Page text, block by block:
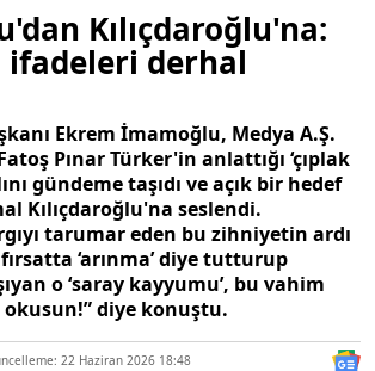
Kılıçdaroğlu'na:
ifadeleri derhal
Ekrem İmamoğlu, Medya A.Ş.
Pınar Türker'in anlattığı ‘çıplak
gündeme taşıdı ve açık bir hedef
Kılıçdaroğlu'na seslendi.
tarumar eden bu zihniyetin ardı
‘arınma’ diye tutturup
o ‘saray kayyumu’, bu vahim
diye konuştu.
22 Haziran 2026 18:48